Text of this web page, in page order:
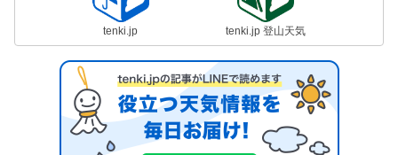
tenki.jp tenki.jp 登山天気